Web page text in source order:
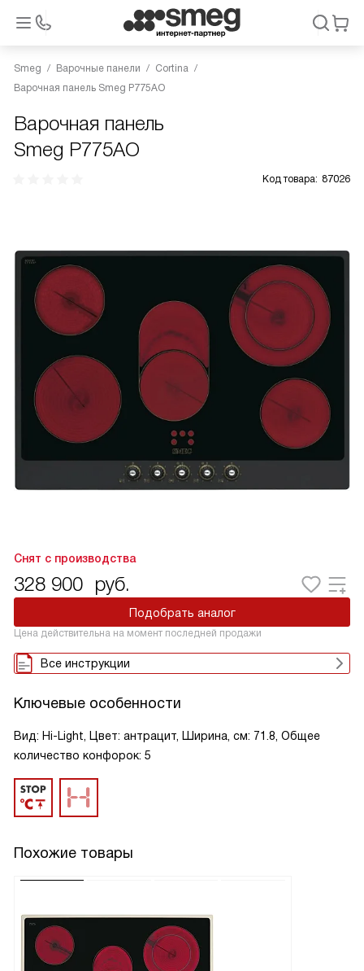
Smeg Варочные панели
Cortina
Варочная панель Smeg P775AO
Варочная панель
Smeg P775AO
Код товара: 87026
Снят с производства
328 900 руб.
Подобрать аналог
Цена действительна на момент последней продажи
Все инструкции
Ключевые особенности
Вид: Hi-Light, Цвет: антрацит, Ширина, см: 71.8, Общее
количество конфорок: 5
Похожие товары